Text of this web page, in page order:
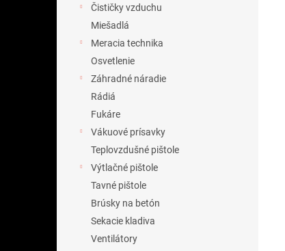
Čističky vzduchu
Miešadlá
Meracia technika
Osvetlenie
Záhradné náradie
Rádiá
Fukáre
Vákuové prísavky
Teplovzdušné pištole
Výtlačné pištole
Tavné pištole
Brúsky na betón
Sekacie kladiva
Ventilátory